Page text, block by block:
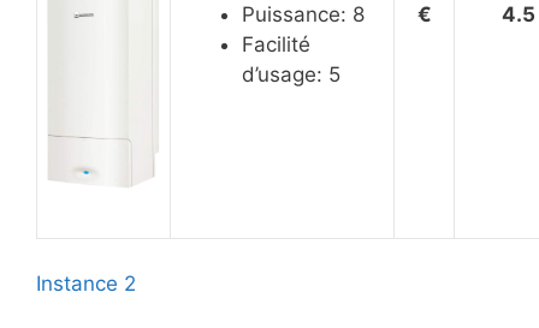
Puissance: 8
Facilité
d’usage: 5
€ 4.5
Instance 2